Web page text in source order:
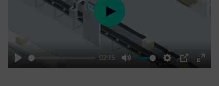
Play
02:15
Mute Settings
PIP
Enter
Play